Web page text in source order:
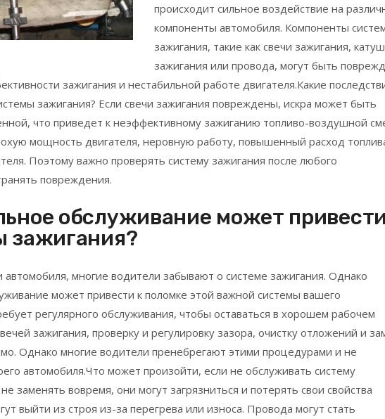
происходит сильное воздействие на
компоненты автомобиля. Компоненты
зажигания, такие как свечи зажигания,
зажигания или провода, могут быть
зажигания и нестабильной работе двигателя.Какие
зажигания? Если свечи зажигания повреждены, искра может быть
что приведет к неэффективному зажиганию топливо-воздушной
мощность двигателя, неровную работу, повышенный расход
Поэтому важно проверять систему зажигания после любого
повреждения.
обслуживание может
зажигания?
многие водители забывают о системе зажигания. Однако
может привести к поломке этой важной системы вашего
регулярного обслуживания, чтобы оставаться в хорошем рабочем
зажигания, проверку и регулировку зазора, очистку отложений и
Однако многие водители пренебрегают этими процедурами и не
автомобиля.Что может произойти, если не обслуживать систему
заменять вовремя, они могут загрязниться и потерять свои свойства
выйти из строя из-за перегрева или износа. Провода могут стать